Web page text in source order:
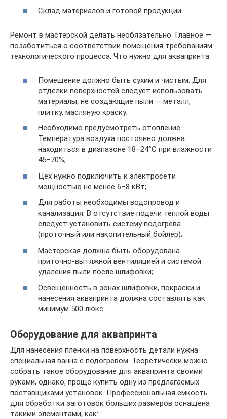
Склад материалов и готовой продукции.
Ремонт в мастерской делать необязательно. Главное —
позаботиться о соответствии помещения требованиям
технологического процесса. Что нужно для аквапринта:
Помещение должно быть сухим и чистым. Для
отделки поверхностей следует использовать
материалы, не создающие пыли — металл,
плитку, масляную краску;
Необходимо предусмотреть отопление.
Температура воздуха постоянно должна
находиться в диапазоне 18–24°С при влажности
45–70%;
Цех нужно подключить к электросети
мощностью не менее 6–8 кВт;
Для работы необходимы водопровод и
канализация. В отсутствие подачи теплой воды
следует установить систему подогрева
(проточный или накопительный бойлер);
Мастерская должна быть оборудована
приточно-вытяжной вентиляцией и системой
удаления пыли после шлифовки;
Освещенность в зонах шлифовки, покраски и
нанесения аквапринта должна составлять как
минимум 500 люкс.
Оборудование для аквапринта
Для нанесения пленки на поверхность детали нужна
специальная ванна с подогревом. Теоретически можно
собрать такое оборудование для аквапринта своими
руками, однако, проще купить одну из предлагаемых
поставщиками установок. Профессиональная емкость
для обработки заготовок больших размеров оснащена
такими элементами, как: